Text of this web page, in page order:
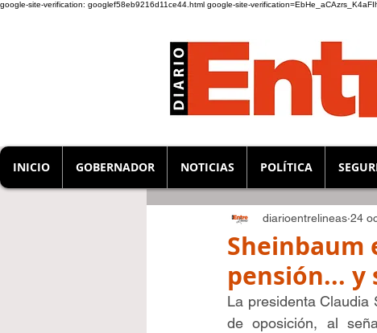
google-site-verification: googlef58eb9216d11ce44.html google-site-
INICIO GOBERNADOR NOTICIAS POLÍTICA
Sheinbaum
pensión...
diarioentrelineas 24
La presidenta Claudia
de oposición, al